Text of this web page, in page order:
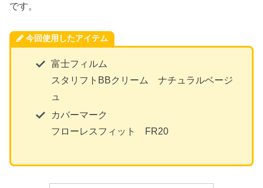
です。
今回使用したアイテム
富士フィルム
スタリフトBBクリーム ナチュラルベージ
ュ
カバーマーク
フローレスフィット FR20